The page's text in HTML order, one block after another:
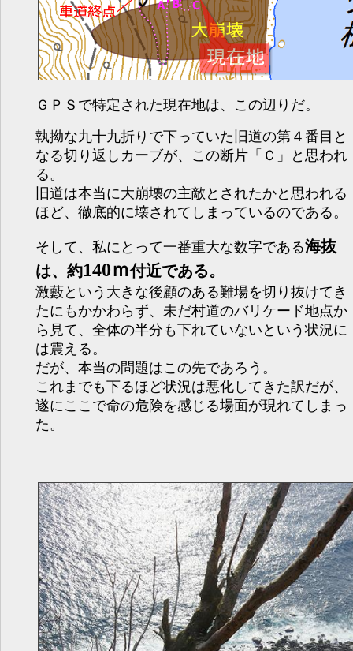
ＧＰＳで特定された現在地は、この辺りだ。
執拗な九十九折りで下っていた旧道の第４番目と
なる切り返しカーブが、この断片「Ｃ」と思われ
る。
旧道は本当に大崩壊の主敵とされたかと思われる
ほど、徹底的に壊されてしまっているのである。
そして、私にとって一番重大な数字である海抜
は、約140ｍ付近である。
激藪という大きな後顧のある難場を切り抜けてき
たにもかかわらず、未だ村道のバリケード地点か
ら見て、全体の半分も下れていないという状況に
は震える。
だが、本当の問題はこの先であろう。
これまでも下るほど状況は悪化してきた訳だが、
遂にここで命の危険を感じる場面が現れてしまっ
た。